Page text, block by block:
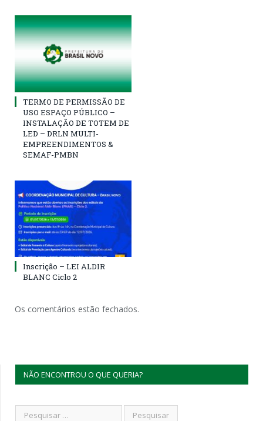
TERMO DE PERMISSÃO DE
USO ESPAÇO PÚBLICO –
INSTALAÇÃO DE TOTEM DE
LED – DRLN MULTI-
EMPREENDIMENTOS &
SEMAF-PMBN
Inscrição – LEI ALDIR
BLANC Ciclo 2
Os comentários estão fechados.
NÃO ENCONTROU O QUE QUERIA?